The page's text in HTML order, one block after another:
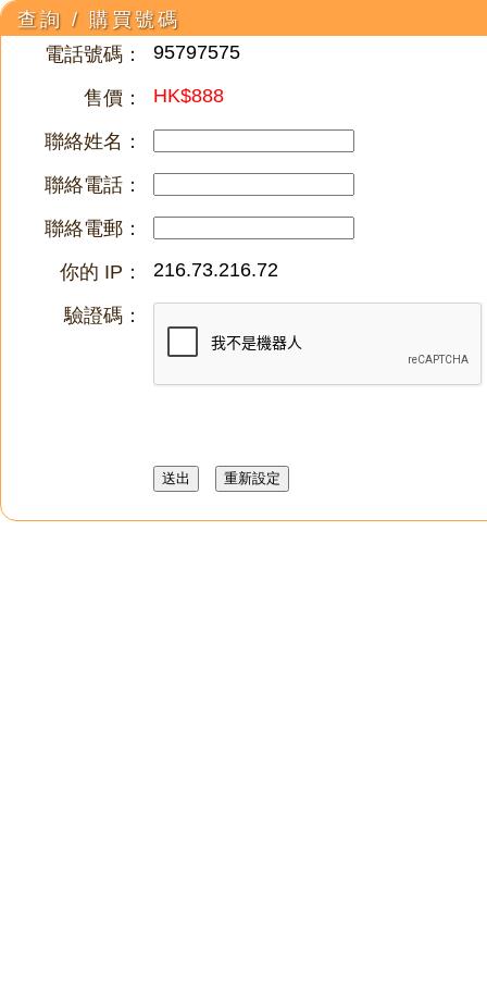
查詢 / 購買號碼
電話號碼：
95797575
售價： HK$888
聯絡姓名：
聯絡電話：
聯絡電郵：
你的 IP：
216.73.216.72
驗證碼：